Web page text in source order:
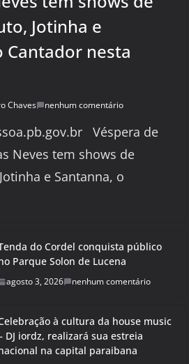
Jotinha e
Cantador nesta
Chaves nenhum comentário
Véspera de
Neves tem shows de
e Santanna, o
do Cordel conquista público
Parque Solon de Lucena
agosto 3, 2026 nenhum comentário
à cultura da house music
DJ iordz, realizará sua estreia
na capital paraibana